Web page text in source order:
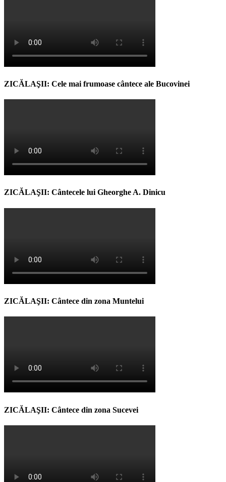
ZICĂLAŞII: Cele mai frumoase cântece ale Bucovinei
ZICĂLAŞII: Cântecele lui Gheorghe A. Dinicu
ZICĂLAŞII: Cântece din zona Muntelui
ZICĂLAŞII: Cântece din zona Sucevei